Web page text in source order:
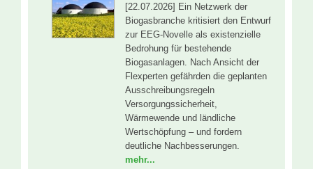
[22.07.2026] Ein Netzwerk der
Biogasbranche kritisiert den Entwurf
zur EEG-Novelle als existenzielle
Bedrohung für bestehende
Biogasanlagen. Nach Ansicht der
Flexperten gefährden die geplanten
Ausschreibungsregeln
Versorgungssicherheit,
Wärmewende und ländliche
Wertschöpfung – und fordern
deutliche Nachbesserungen.
mehr...